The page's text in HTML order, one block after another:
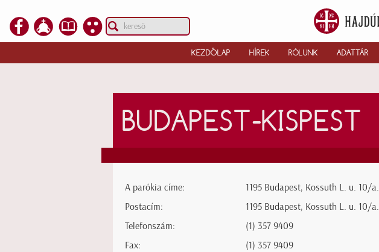
KEZDŐLAP HÍREK RÓLUNK ADATTÁR
BUDAPEST-KISPEST
A parókia címe:
1195 Budapest, Kossuth L. u. 10/a.
Postacím:
1195 Budapest, Kossuth L. u. 10/a.
Telefonszám:
(1) 357 9409
Fax:
(1) 357 9409